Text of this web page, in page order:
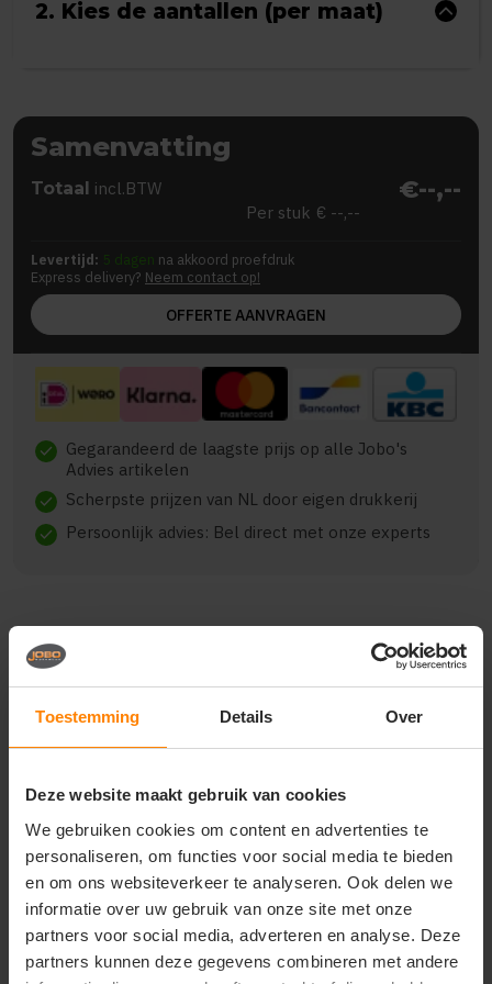
Toestemming Details Over
Deze website maakt gebruik van cookies
We gebruiken cookies om content en advertenties te
personaliseren, om functies voor social media te bieden
en om ons websiteverkeer te analyseren. Ook delen we
informatie over uw gebruik van onze site met onze
partners voor social media, adverteren en analyse. Deze
partners kunnen deze gegevens combineren met andere
2. Kies de aantallen (per maat)
Samenvatting
Totaal incl.BTW €--,--
Per stuk € --,--
Levertijd: 5 dagen na akkoord proefdruk
Express delivery? Neem contact op!
OFFERTE AANVRAGEN
check Gegarandeerd de laagste prijs op alle Jobo's
Advies artikelen
check Scherpste prijzen van NL door eigen drukkerij
check Persoonlijk advies: Bel direct met onze experts
Beschrijving
Het ROLY PATTY FA0321 is een veelzijdig en
elastane, 220 gsm.. De kwaliteit biedt een goede
Geschikt voor dagelijks gebruik, bedrijfskleding en
promotionele toepassingen. Verkrijgbaar in diverse
varianten en maten.